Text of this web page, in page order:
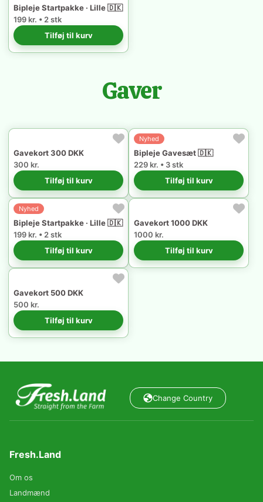
Bipleje Startpakke · Lille 🇩🇰
199 kr. • 2 stk
Tilføj til kurv
Gaver
Gavekort 300 DKK
300 kr.
Tilføj til kurv
Nyhed
Bipleje Gavesæt 🇩🇰
229 kr. • 3 stk
Tilføj til kurv
Nyhed
Bipleje Startpakke · Lille 🇩🇰
199 kr. • 2 stk
Tilføj til kurv
Gavekort 1000 DKK
1000 kr.
Tilføj til kurv
Gavekort 500 DKK
500 kr.
Tilføj til kurv
Change Country
Fresh.Land
Om os
Landmænd